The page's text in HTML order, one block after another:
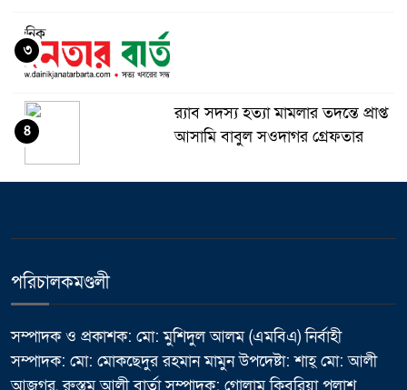
৩
র‌্যাব সদস্য হত্যা মামলার তদন্তে প্রাপ্ত
আসামি বাবুল সওদাগর গ্রেফতার
৪
সম্মেলন
বাচ্চুর বরাদ্দে এইচবিবি রাস্তার কাজের
উদ্বোধন
৬
মাথায় হেলমেট, তবু কতটা নিরাপদ
পরিচালকমণ্ডলী
সম্পাদক ও প্রকাশক: মো: মুশিদুল আলম (এমবিএ) নির্বাহী
সম্পাদক: মো: মোকছেদুর রহমান মামুন উপদেষ্টা: শাহ্ মো: আলী